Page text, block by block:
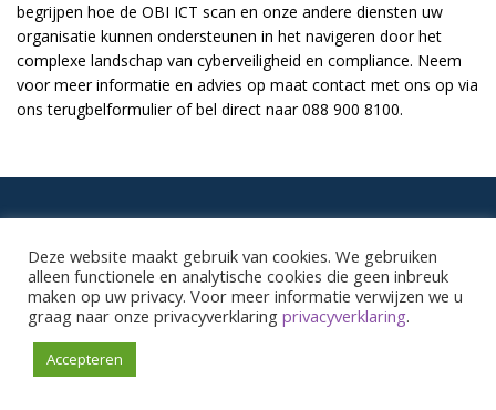
begrijpen hoe de OBI ICT scan en onze andere diensten uw
organisatie kunnen ondersteunen in het navigeren door het
complexe landschap van cyberveiligheid en compliance. Neem
voor meer informatie en advies op maat contact met ons op via
ons terugbelformulier of bel direct naar 088 900 8100.
OBIis eenIT bedrijfgespecialiseerd inICT automatisering. OBI
is sterk inICT beheervoor kantoren en industrie en biedt
vanuit haar vestiging inEindhovensysteembeheer diensten
systeembeheer
Deze website maakt gebruik van cookies. We gebruiken
alleen functionele en analytische cookies die geen inbreuk
maken op uw privacy. Voor meer informatie verwijzen we u
graag naar onze privacyverklaring privacyverklaring.
Accepteren